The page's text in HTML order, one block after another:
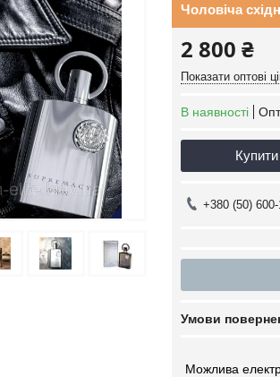
Чоловіча
2 800 ₴
Показати оптові
В наявності
Купити
+380 (50)